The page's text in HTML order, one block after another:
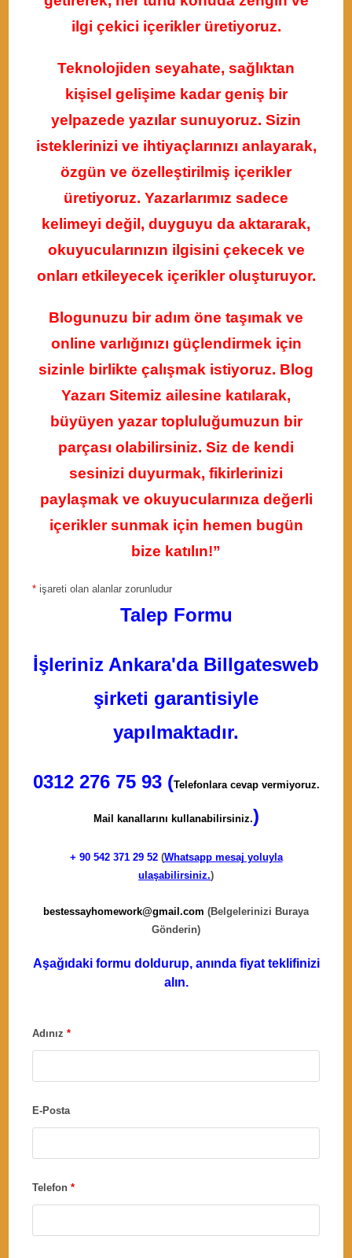
ilgi çekici içerikler üretiyoruz.
Teknolojiden seyahate, sağlıktan
kişisel gelişime kadar geniş bir
yelpazede yazılar sunuyoruz. Sizin
isteklerinizi ve ihtiyaçlarınızı anlayarak,
özgün ve özelleştirilmiş içerikler
üretiyoruz. Yazarlarımız sadece
kelimeyi değil, duyguyu da aktararak,
okuyucularınızın ilgisini çekecek ve
onları etkileyecek içerikler oluşturuyor.
Blogunuzu bir adım öne taşımak ve
online varlığınızı güçlendirmek için
sizinle birlikte çalışmak istiyoruz. Blog
Yazarı Sitemiz ailesine katılarak,
büyüyen yazar topluluğumuzun bir
parçası olabilirsiniz. Siz de kendi
sesinizi duyurmak, fikirlerinizi
paylaşmak ve okuyucularınıza değerli
içerikler sunmak için hemen bugün
bize katılın!”
* işareti olan alanlar zorunludur
Talep Formu
İşleriniz Ankara'da Billgatesweb
şirketi garantisiyle
yapılmaktadır.
0312 276 75 93 (Telefonlara cevap vermiyoruz.
Mail kanallarını kullanabilirsiniz.)
+ 90 542 371 29 52(Whatsapp mesaj yoluyla
ulaşabilirsiniz.)
bestessayhomework@gmail.com (Belgelerinizi Buraya
Gönderin)
Aşağıdaki formu doldurup, anında fiyat teklifinizi
alın.
Adınız*
E-Posta
Telefon*